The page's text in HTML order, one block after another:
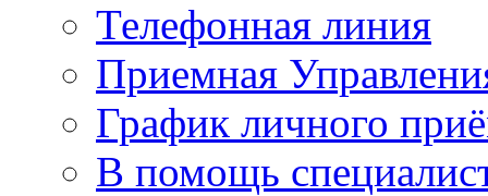
Телефонная линия
Приемная
График личного
В помощь